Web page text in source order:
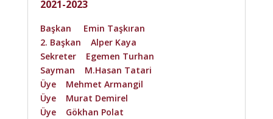
2021-2023
Başkan Emin Taşkıran
2. Başkan Alper Kaya
Sekreter Egemen Turhan
Sayman M.Hasan Tatari
Üye Mehmet Armangil
Üye Murat Demirel
Üye Gökhan Polat